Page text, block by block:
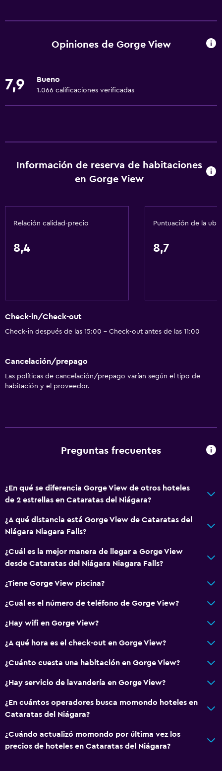
Wifi gratis
Ropa de cama
Toallas/ropa de cama (cargo adicional)
Actividades
Senderismo
Ciclismo
Aseo
Papel higiénico
Baño privado
Servicios de lavandería/tintorería
Secadora
Lavadora
General
Habitaciones familiares
Casilleros
Cocina
Cocineta
Estacionamiento y transporte
Estacionamiento gratuito
Estacionamiento privado
Opiniones de Gorge View
7,9 Bueno
1.066 calificaciones verificadas
Información de reserva de habitaciones
en Gorge View
Relación calidad-precio
8,4
Puntuación de la
8,7
Check-in/Check-out
Check-in después de las 15:00 - Check-out antes de las 11:00
Cancelación/prepago
Las políticas de cancelación/prepago varían según el tipo de
habitación y el proveedor.
Preguntas frecuentes
¿En qué se diferencia Gorge View de otros hoteles
de 2 estrellas en Cataratas del Niágara?
¿A qué distancia está Gorge View de Cataratas del
Niágara Niagara Falls?
¿Cuál es la mejor manera de llegar a Gorge View
desde Cataratas del Niágara Niagara Falls?
¿Tiene Gorge View piscina?
¿Cuál es el número de teléfono de Gorge View?
¿Hay wifi en Gorge View?
¿A qué hora es el check-out en Gorge View?
¿Cuánto cuesta una habitación en Gorge View?
¿Hay servicio de lavandería en Gorge View?
¿En cuántos operadores busca momondo hoteles en
Cataratas del Niágara?
¿Cuándo actualizó momondo por última vez los
precios de hoteles en Cataratas del Niágara?